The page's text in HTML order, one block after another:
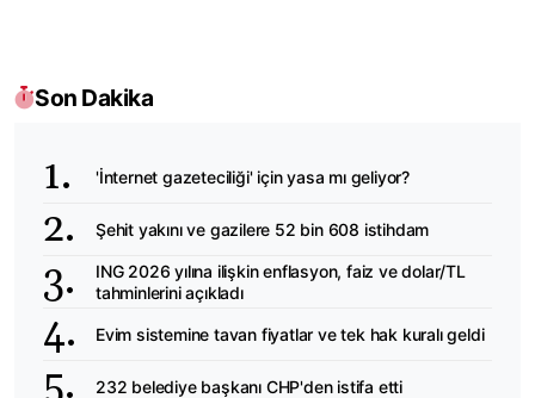
Son Dakika
'İnternet gazeteciliği' için yasa mı geliyor?
Şehit yakını ve gazilere 52 bin 608 istihdam
ING 2026 yılına ilişkin enflasyon, faiz ve dolar/TL
tahminlerini açıkladı
Evim sistemine tavan fiyatlar ve tek hak kuralı geldi
232 belediye başkanı CHP'den istifa etti